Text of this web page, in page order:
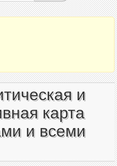
и
карта
и всеми